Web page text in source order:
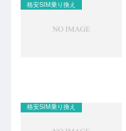
格安SIM乗り換え
格安SIM乗り換え